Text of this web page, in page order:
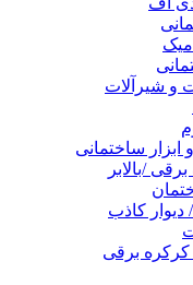
و شیرآلات
ابزار ساختمانی
/بالابر
کاذب
کرکره برقی